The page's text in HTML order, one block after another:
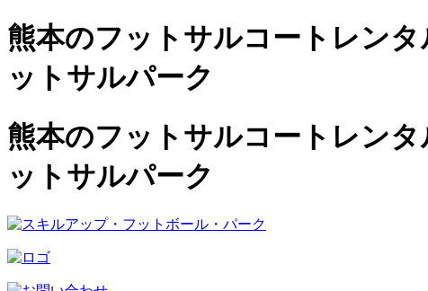
熊本のフットサルコートレンタ
ットサルパーク
熊本のフットサルコートレン
ットサルパーク